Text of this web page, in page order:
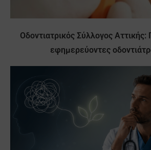
Οδοντιατρικός Σύλλογος Αττικής:
εφημερεύοντες